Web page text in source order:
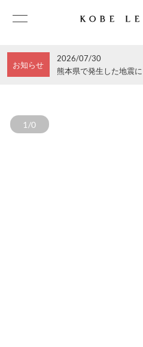
お知らせ
2026/07/30
熊本県で発生した地震
1/0